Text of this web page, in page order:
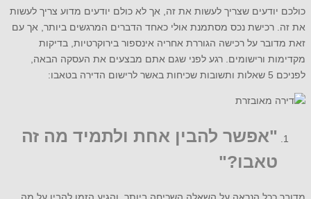
כולכם יודעים שצריך לעשות את זה, אך לא כולם יודעים מדוע צריך לעשות
את זה. רכישת נכס מסתמנת אולי כאחד הדברים המרגשים ביותר, אך עם
זאת מדובר על רכישה הגוררת אחריה אינספור בירוקרטיות, בדיקות
מקדימות ורישומים. רגע לפני שגם אתם מבצעים את העסקה הבאה,
לפניכם 5 שאלות ותשובות שכיחות באשר לרישום הדירה בטאבו:
"אפשר להבין אחת ולתמיד מה זה
טאבו?"
מדובר ככל הנראה על השאלה השכיחה ביותר, והגיע הזמן להבין על מה